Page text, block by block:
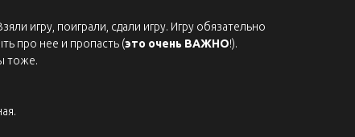
игру, поиграли, сдали игру. Игру обязательно
про нее и пропасть (это очень ВАЖНО!).
тоже.